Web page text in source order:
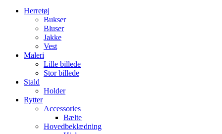
Herretøj
Bukser
Bluser
Jakke
Vest
Maleri
Lille billede
Stor billede
Stald
Holder
Rytter
Accessories
Bælte
Hovedbeklædning